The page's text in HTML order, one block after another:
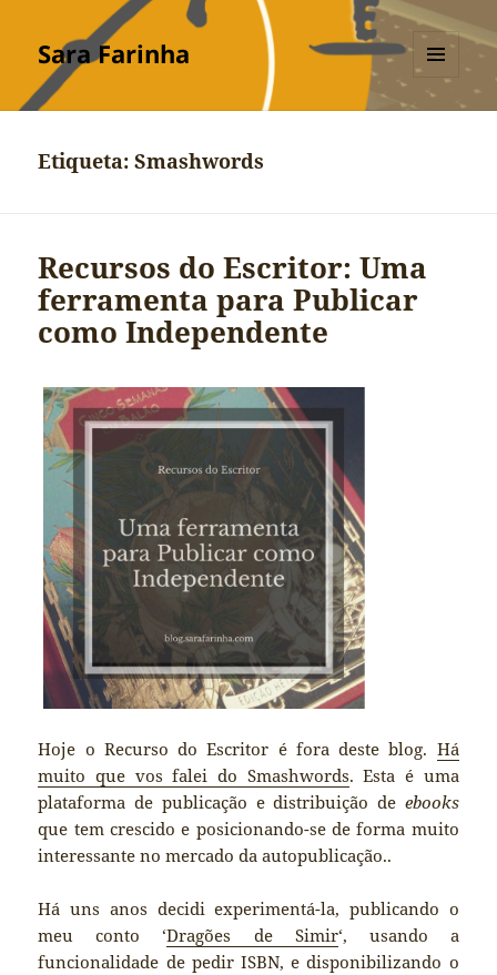
Sara Farinha
MENU
Etiqueta:Smashwords
Recursos do Escritor: Uma
ferramenta para Publicar
como Independente
Hoje o Recurso do Escritor é fora deste blog. Há
muito que vos falei do Smashwords. Esta é uma
plataforma de publicação e distribuição de ebooks
que tem crescido e posicionando-se de forma muito
interessante no mercado da autopublicação..
Há uns anos decidi experimentá-la, publicando o
meu conto ‘Dragões de Simir‘, usando a
funcionalidade de pedir ISBN, e disponibilizando o